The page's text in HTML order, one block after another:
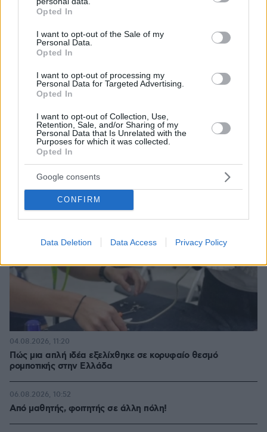
grant or deny consent to Google and its third-party tags to
use your data for below specified purposes in below Google
consent section.
Opted In
I want to opt-out of the Sale of my
Personal Data.
Opted In
I want to opt-out of processing my
Personal Data for Targeted Advertising.
Opted In
I want to opt-out of Collection, Use,
Retention, Sale, and/or Sharing of my
Personal Data that Is Unrelated with the
Purposes for which it was collected.
Opted In
Google consents
CONFIRM
Data Deletion Data Access Privacy Policy
Βίντεο με τις κινήσεις του δράστη της δολοφονίας στο
δελτίου που τον «πρόδωσε»
Thema Insights
Πώς μια απλή ιδέα εξελίχθηκε σε κορυφαίο θεσμό
ρομποτικής στην Ελλάδα
04.08.2026, 11:20
Από μαθητής, φοιτητής σε άλλη πόλη!
06.08.2026, 10:52